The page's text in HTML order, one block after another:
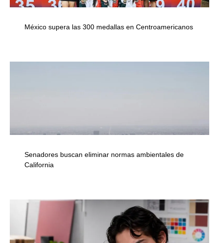
México supera las 300 medallas en Centroamericanos
Senadores buscan eliminar normas ambientales de
California